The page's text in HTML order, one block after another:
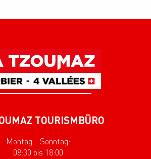
TOURISMBÜRO
Montag - Sonntag:
08:30 bis 18:00